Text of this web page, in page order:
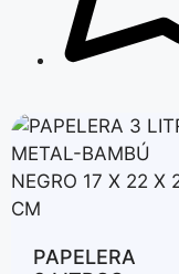
PAPELERA